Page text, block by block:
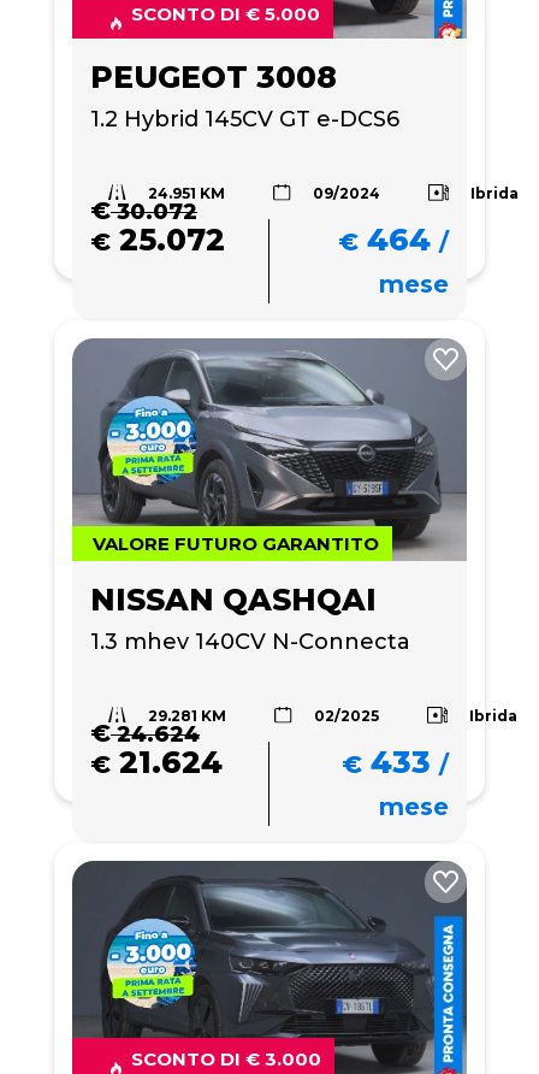
SCONTO DI € 5.000
PEUGEOT 3008
1.2 Hybrid 145CV GT e-DCS6
24.951 KM 09/2024 Ibrida
€30.072
€ 25.072 € 464 /
mese
VALORE FUTURO GARANTITO
NISSAN QASHQAI
1.3 mhev 140CV N-Connecta
29.281 KM 02/2025 Ibrida
€24.624
€ 21.624 € 433 /
mese
SCONTO DI € 3.000